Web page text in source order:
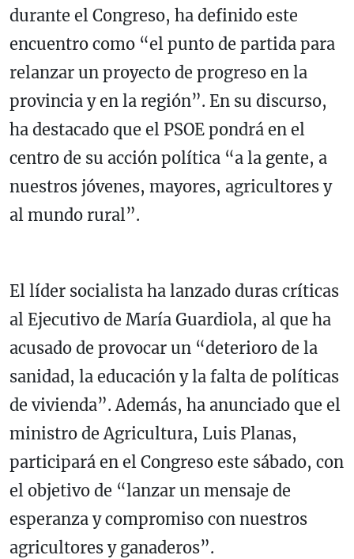
durante el Congreso, ha definido este
encuentro como “el punto de partida para
relanzar un proyecto de progreso en la
provincia y en la región”. En su discurso,
ha destacado que el PSOE pondrá en el
centro de su acción política “a la gente, a
nuestros jóvenes, mayores, agricultores y
al mundo rural”.
El líder socialista ha lanzado duras críticas
al Ejecutivo de María Guardiola, al que ha
acusado de provocar un “deterioro de la
sanidad, la educación y la falta de políticas
de vivienda”. Además, ha anunciado que el
ministro de Agricultura, Luis Planas,
participará en el Congreso este sábado, con
el objetivo de “lanzar un mensaje de
esperanza y compromiso con nuestros
agricultores y ganaderos”.